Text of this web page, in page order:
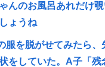
んのお風呂あれだけ
ょうね
服を脱がせてみたら、
をしていた。A子「残